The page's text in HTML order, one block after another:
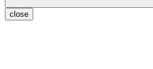
close